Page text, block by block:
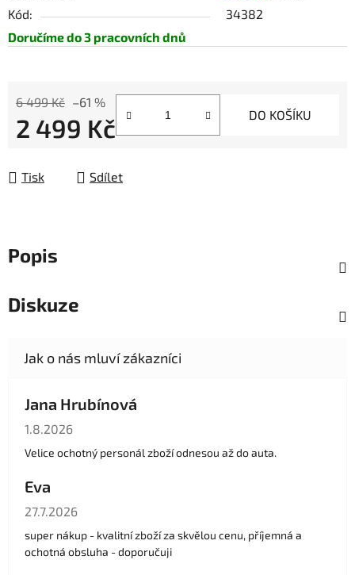
Kód:
34382
Doručíme do 3 pracovních dnů
6 499 Kč –61 %
2 499 Kč DO KOŠÍKU
Tisk Sdílet
Popis
Diskuze
Jana Hrubínová
Hodnocení obchodu je 5 z 5 hvězdiček.
1.8.2026
Velice ochotný personál zboží odnesou až do auta.
Eva
Hodnocení obchodu je 5 z 5 hvězdiček.
27.7.2026
super nákup - kvalitní zboží za skvělou cenu, příjemná a
ochotná obsluha - doporučuji